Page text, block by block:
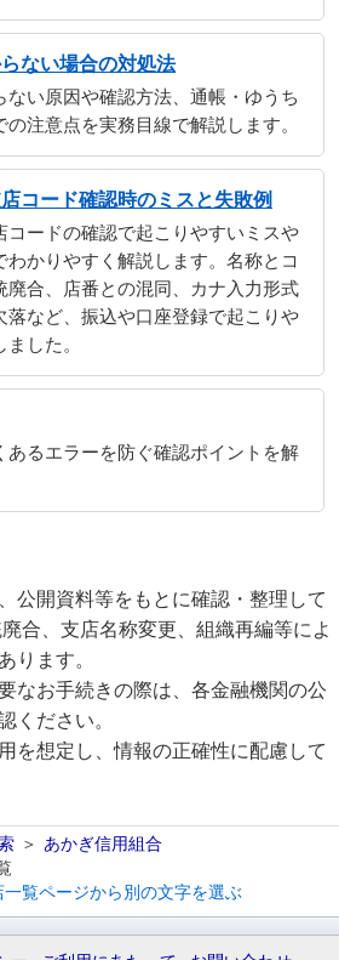
ない場合の対処法
ない原因や確認方法、通帳・ゆうち
の注意点を実務目線で解説します。
コード確認時のミスと失敗例
コードの確認で起こりやすいミスや
わかりやすく解説します。名称とコ
廃合、店番との混同、カナ入力形式
落など、振込や口座登録で起こりや
した。
あるエラーを防ぐ確認ポイントを解
公開資料等をもとに確認・整理して
合、支店名称変更、組織再編等によ
ります。
なお手続きの際は、各金融機関の公
ください。
を想定し、情報の正確性に配慮して
あかぎ信用組合
覧ページから別の文字を選ぶ